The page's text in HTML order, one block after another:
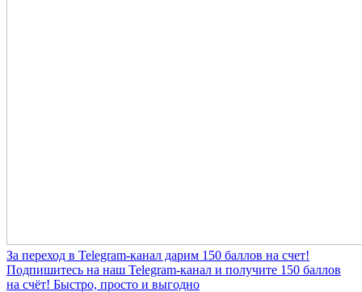
За переход в Telegram-канал дарим 150 баллов на счет!
Подпишитесь на наш Telegram-канал и получите 150 баллов
на счёт! Быстро, просто и выгодно